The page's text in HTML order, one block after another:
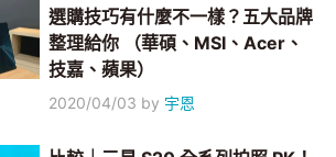
選購技巧有什麼不一樣？五大品牌
整理給你 （華碩、MSI、Acer、
技嘉、蘋果）
2020/04/03 by 宇恩